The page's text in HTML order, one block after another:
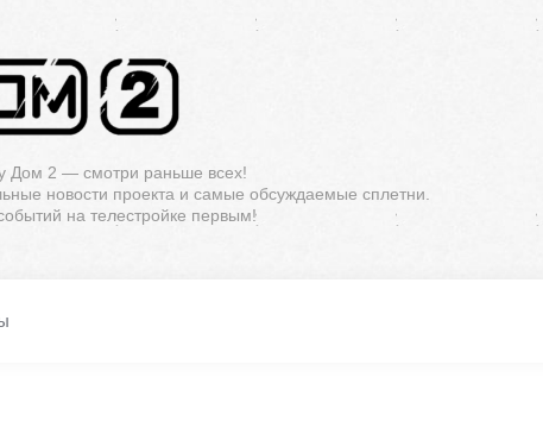
Дом 2 — смотри раньше всех!
новости проекта и самые обсуждаемые сплетни.
на телестройке первым!